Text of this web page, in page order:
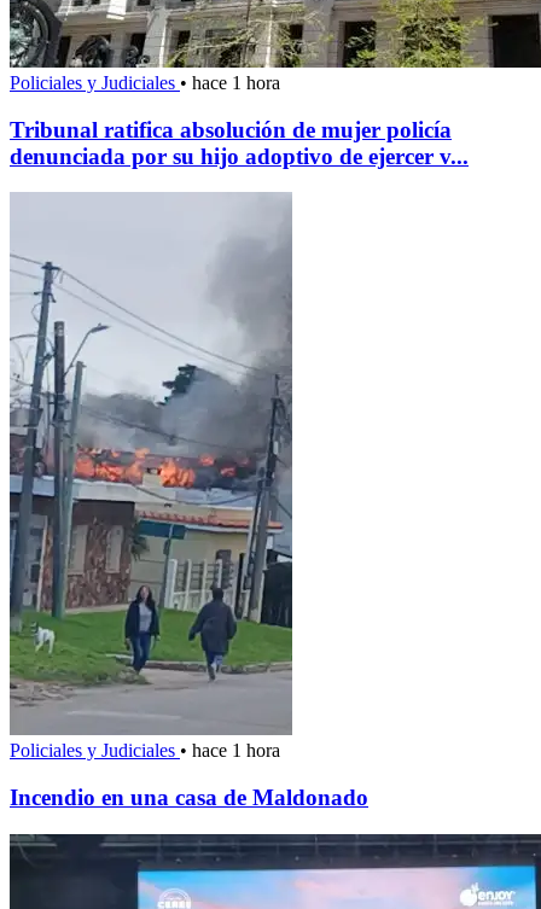
Policiales y Judiciales • hace 1 hora
Tribunal ratifica absolución de mujer policía
denunciada por su hijo adoptivo de ejercer v...
Policiales y Judiciales • hace 1 hora
Incendio en una casa de Maldonado